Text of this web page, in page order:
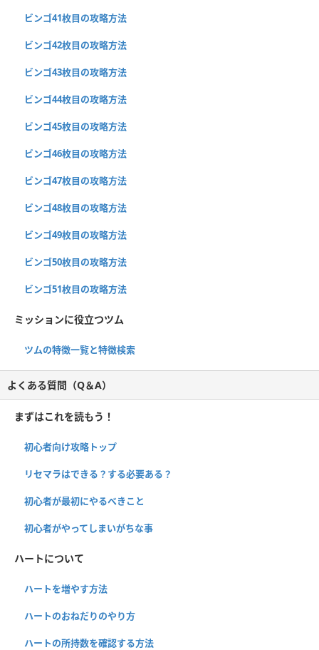
ビンゴ41枚目の攻略方法
ビンゴ42枚目の攻略方法
ビンゴ43枚目の攻略方法
ビンゴ44枚目の攻略方法
ビンゴ45枚目の攻略方法
ビンゴ46枚目の攻略方法
ビンゴ47枚目の攻略方法
ビンゴ48枚目の攻略方法
ビンゴ49枚目の攻略方法
ビンゴ50枚目の攻略方法
ビンゴ51枚目の攻略方法
ミッションに役立つツム
ツムの特徴一覧と特徴検索
よくある質問（Q＆A）
まずはこれを読もう！
初心者向け攻略トップ
リセマラはできる？する必要ある？
初心者が最初にやるべきこと
初心者がやってしまいがちな事
ハートについて
ハートを増やす方法
ハートのおねだりのやり方
ハートの所持数を確認する方法